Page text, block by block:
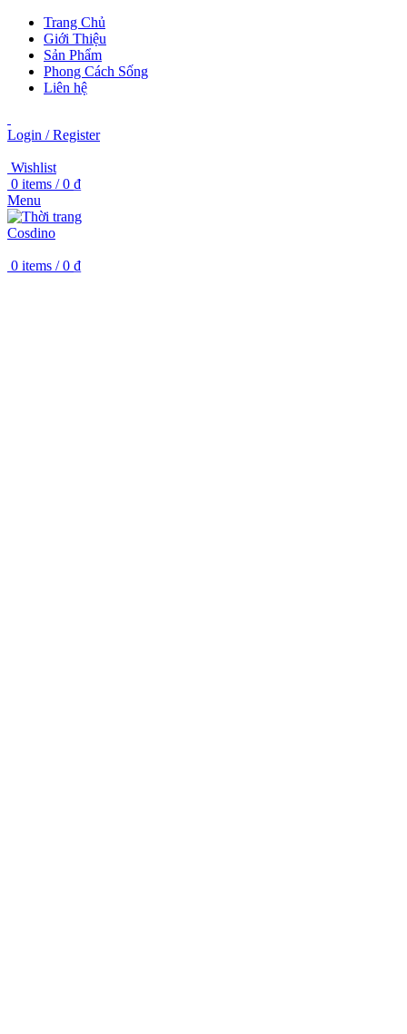
Trang Chủ
Giới Thiệu
Sản Phẩm
Phong Cách Sống
Liên hệ
Login / Register
Wishlist
0 items / 0 ₫
Menu
0 items / 0 ₫